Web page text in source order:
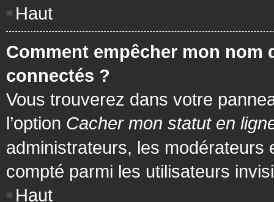
Haut
Comment empêcher mon nom
connectés ?
Vous trouverez dans votre
l’option Cacher mon statut en
administrateurs, les
compté parmi les utilisateurs
Haut